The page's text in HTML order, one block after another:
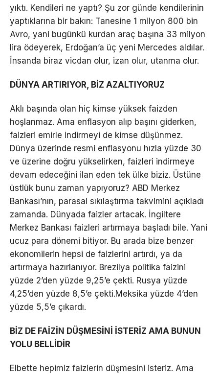
yıktı. Kendileri ne yaptı? Şu zor günde kendilerinin
yaptıklarına bir bakın: Tanesine 1 milyon 800 bin
Avro, yani bugünkü kurdan araç başına 33 milyon
lira ödeyerek, Erdoğan’a üç yeni Mercedes aldılar.
İnsanda biraz vicdan olur, izan olur, utanma olur.
DÜNYA ARTIRIYOR, BİZ AZALTIYORUZ
Aklı başında olan hiç kimse yüksek faizden
hoşlanmaz. Ama enflasyon alıp başını giderken,
faizleri emirle indirmeyi de kimse düşünmez.
Dünya üzerinde resmi enflasyonu hızla yüzde 30
ve üzerine doğru yükselirken, faizleri indirmeye
devam edeceğini ilan eden tek ülke biziz. Üstüne
üstlük bunu zaman yapıyoruz? ABD Merkez
Bankası’nın, parasal sıkılaştırma takvimini açıkladı
zamanda. Dünyada faizler artacak. İngiltere
Merkez Bankası faizleri artırmaya başladı bile. Yani
ucuz para dönemi bitiyor. Bu arada bize benzer
ekonomilerin hepsi de faizlerini artırdı, ya da
artırmaya hazırlanıyor. Brezilya politika faizini
yüzde 2’den yüzde 9,25’e çekti. Rusya yüzde
4,25’den yüzde 8,5’e çekti.Meksika yüzde 4’den
yüzde 5,5’e çıkardı.
BİZ DE FAİZİN DÜŞMESİNİ İSTERİZ AMA BUNUN
YOLU BELLİDİR
Elbette hepimiz faizlerin düşmesini isteriz. Ama